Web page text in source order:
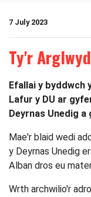
7 July 2023
Ty'r
Efallai y byddwch
Lafur y DU ar
Deyrnas Unedig
Mae'r blaid wedi
y Deyrnas Unedig
Alban dros eu
Wrth archwilio'r